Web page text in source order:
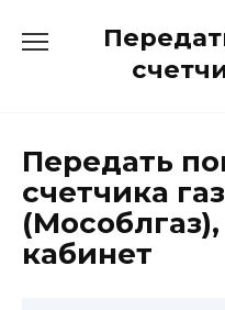
Передать
счетчика
кабинет